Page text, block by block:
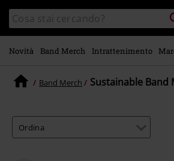
contenuto
principale
Cerca
nel
catalogo
di
Novità Band Merch Intrattenimento
Band Merch Sustainable Band